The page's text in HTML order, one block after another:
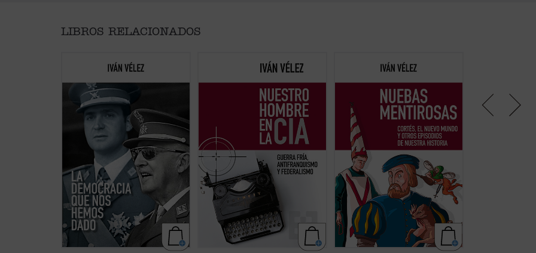
LIBROS RELACIONADOS
Sin identificar acríticamente
explora los límites reales del
sistema democrático vigente y su
instrumentalización ideológica. El
resultado es una reflexión lúcida y
provocadora sobre la soberanía, la
unidad nacional y aquello que hoy
está verdaderamente en juego en
la ...(ver ficha)
Iván Vélez presenta en este
tenaz labor investigadora, la
génesis, el desarrollo y los
principales protagonistas del
comité español del Congreso por
la Libertad de la Cultura y sus
iniciativas, así como sus fuentes
de financiación que, a través de
distintos vericuetos, nos ...(ver
ficha)
¿Cómo es posible que después de
repitiendo dentro y fuera de
España, al mejor estilo
goebbeliano, aquellas «falsas
nuevas» creadas y difundidas
antaño por las naciones entonces
enemigas del Imperio español?
Iván Vélez, experto cazador de
mitos negrolegendarios, da
respuesta ...
(ver ficha)
analizar,
conforman no
historiográfico